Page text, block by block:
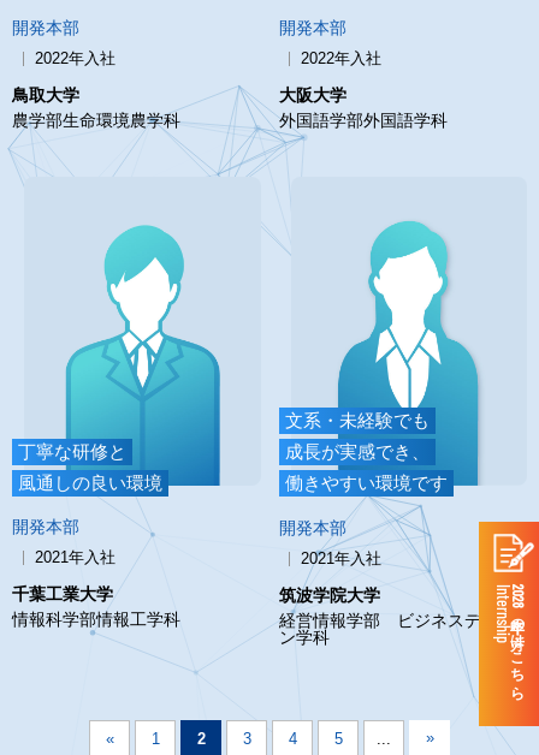
Internship2028年卒の方はこちら
開発本部
2022年入社
鳥取大学
農学部生命環境農学科
開発本部
2022年入社
大阪大学
外国語学部外国語学科
丁寧な研修と
風通しの良い環境
開発本部
2021年入社
千葉工業大学
情報科学部情報工学科
文系・未経験でも
成長が実感でき、
働きやすい環境です
開発本部
2021年入社
筑波学院大学
経営情報学部 ビジネスデザイ
ン学科
« 1 2 3 4 5 ... »